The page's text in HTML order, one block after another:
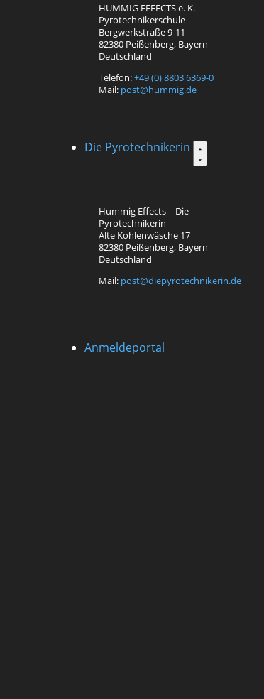
HUMMIG EFFECTS e. K.
Pyrotechnikerschule
Bergwerkstraße 9-11
82380 Peißenberg, Bayern
Deutschland
Telefon:+49 (0) 8803 6369-0
Mail: post@hummig.de
Die Pyrotechnikerin
Hummig Effects – Die
Pyrotechnikerin
Alte Kohlenwäsche 17
82380 Peißenberg, Bayern
Deutschland
Mail: post@diepyrotechnikerin.de
Anmeldeportal